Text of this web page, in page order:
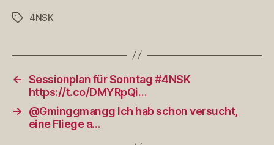
Schlagwörter
4NSK
← Sessionplan für Sonntag #4NSK
https://t.co/DMYRpQi…
→
@Gminggmangg Ich hab schon versucht,
eine Fliege a…